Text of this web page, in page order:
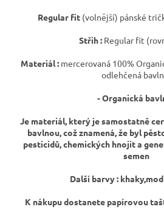
Regular fit (volnější) pánské
Střih : Regular fit
Materiál : mercerovaná 100%
odlehčená
- Organická
Je materiál, který je samostatně
bavlnou, což znamená, že byl
pesticidů, chemických hnojit a
semen
Další barvy :
K nákupu dostanete papírovou